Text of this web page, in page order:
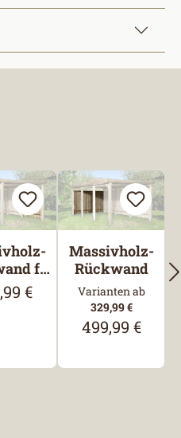
für
Preis:
€
Massivholz-
Rückwand
Varianten ab
329,99 €
Regulärer
499,99 €